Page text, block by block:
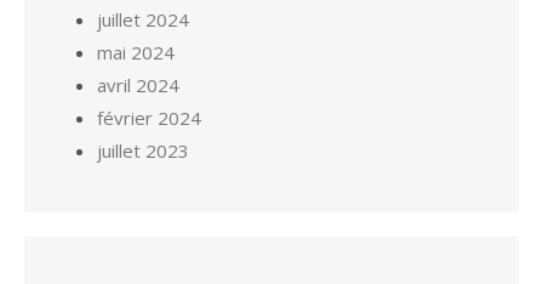
juillet 2024
mai 2024
avril 2024
février 2024
juillet 2023